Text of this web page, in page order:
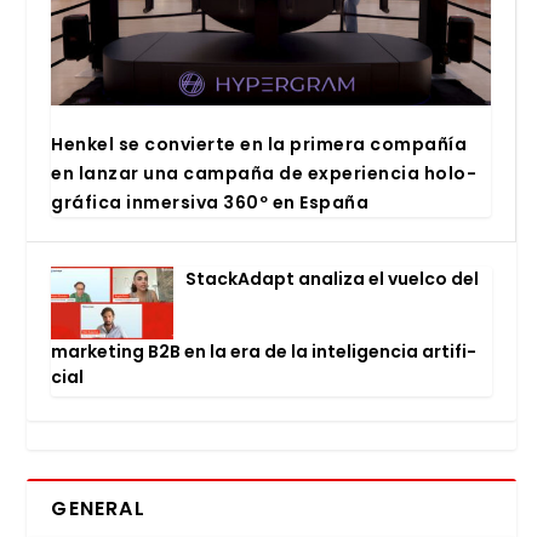
Hen­kel se con­vier­te en la pri­me­ra com­pa­ñía
en lan­zar una cam­pa­ña de expe­rien­cia holo­
grá­fi­ca inmer­si­va 360º en Espa­ña
Stac­kA­dapt ana­li­za el vuel­co del
mar­ke­ting B2B en la era de la inte­li­gen­cia arti­fi­
cial
GENERAL